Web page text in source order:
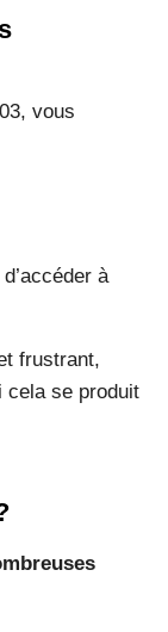
vous
à
frustrant,
cela se produit